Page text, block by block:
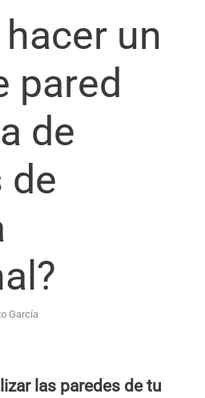
un
pared
de
de
García
las paredes de tu